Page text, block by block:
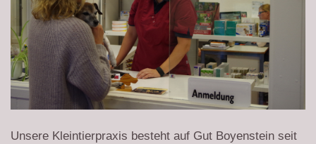
Unsere Kleintierpraxis besteht auf Gut Boyenstein seit